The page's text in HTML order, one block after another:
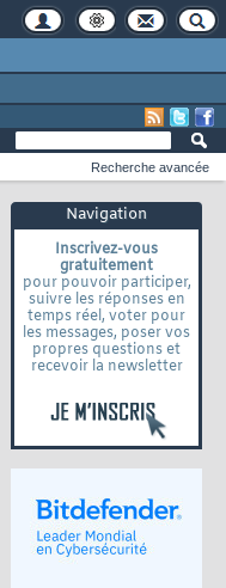
Navigation
Inscrivez-vous
gratuitement
pour pouvoir participer,
suivre les réponses en
temps réel, voter pour
les messages, poser vos
propres questions et
recevoir la newsletter
Recherche avancée